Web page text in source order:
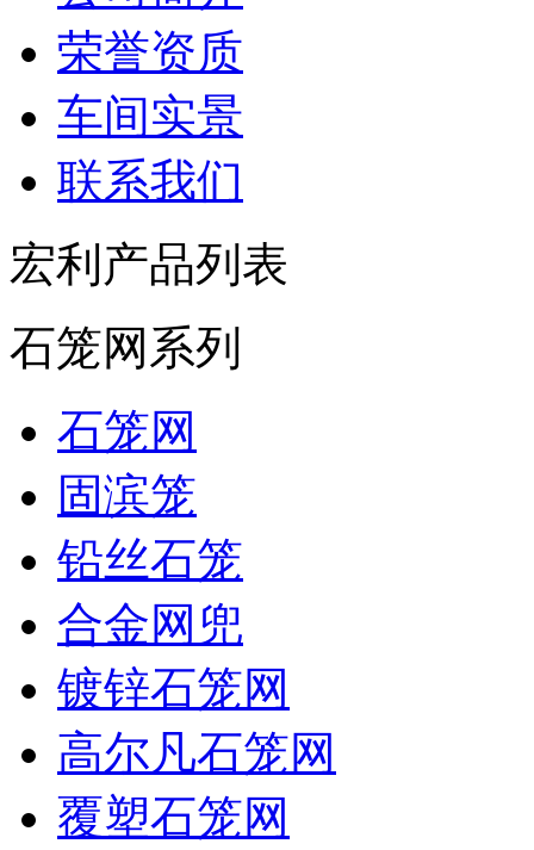
荣誉资质
车间实景
联系我们
宏利产品列表
石笼网系列
石笼网
固滨笼
铅丝石笼
合金网兜
镀锌石笼网
高尔凡石笼网
覆塑石笼网